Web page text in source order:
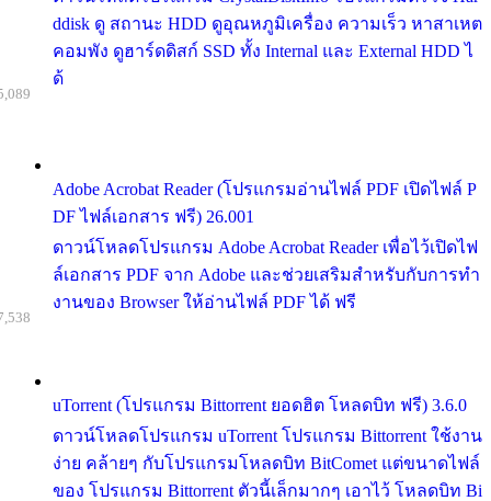
ddisk ดู สถานะ HDD ดูอุณหภูมิเครื่อง ความเร็ว หาสาเหต
คอมพัง ดูฮาร์ดดิสก์ SSD ทั้ง Internal และ External HDD ไ
ด้
Adobe Acrobat Reader (โปรแกรมอ่านไฟล์ PDF เปิดไฟล์ P
DF ไฟล์เอกสาร ฟรี) 26.001
ดาวน์โหลดโปรแกรม Adobe Acrobat Reader เพื่อไว้เปิดไฟ
ล์เอกสาร PDF จาก Adobe และช่วยเสริมสำหรับกับการทำ
งานของ Browser ให้อ่านไฟล์ PDF ได้ ฟรี
uTorrent (โปรแกรม Bittorrent ยอดฮิต โหลดบิท ฟรี) 3.6.0
ดาวน์โหลดโปรแกรม uTorrent โปรแกรม Bittorrent ใช้งาน
ง่าย คล้ายๆ กับโปรแกรมโหลดบิท BitComet แต่ขนาดไฟล์
ของ โปรแกรม Bittorrent ตัวนี้เล็กมากๆ เอาไว้ โหลดบิท Bi